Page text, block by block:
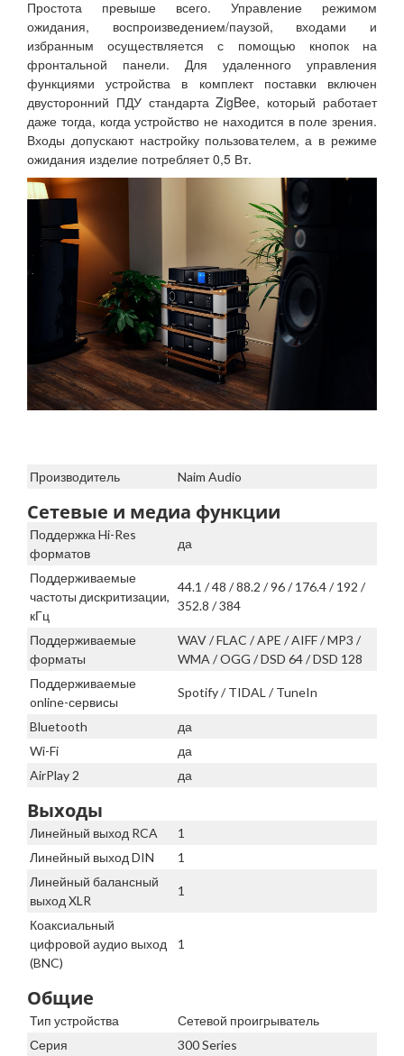
Простота превыше всего. Управление режимом
ожидания, воспроизведением/паузой, входами и
избранным осуществляется с помощью кнопок на
фронтальной панели. Для удаленного управления
функциями устройства в комплект поставки включен
двусторонний ПДУ стандарта ZigBee, который работает
даже тогда, когда устройство не находится в поле зрения.
Входы допускают настройку пользователем, а в режиме
ожидания изделие потребляет 0,5 Вт.
Производитель Naim Audio
Сетевые и медиа функции
Поддержка Hi-Res
форматов
да
Поддерживаемые
частоты дискритизации,
кГц
44.1 / 48 / 88.2 / 96 / 176.4 / 192 /
352.8 / 384
Поддерживаемые
форматы
WAV / FLAC / APE / AIFF / MP3 /
WMA / OGG / DSD 64 / DSD 128
Поддерживаемые
online-сервисы
Spotify / TIDAL / TuneIn
Bluetooth
да
Wi-Fi
да
AirPlay 2
да
Выходы
Линейный выход RCA
1
Линейный выход DIN
1
Линейный балансный
выход XLR
1
Коаксиальный
цифровой аудио выход
(BNC)
1
Общие
Тип устройства
Сетевой проигрыватель
Серия
300 Series